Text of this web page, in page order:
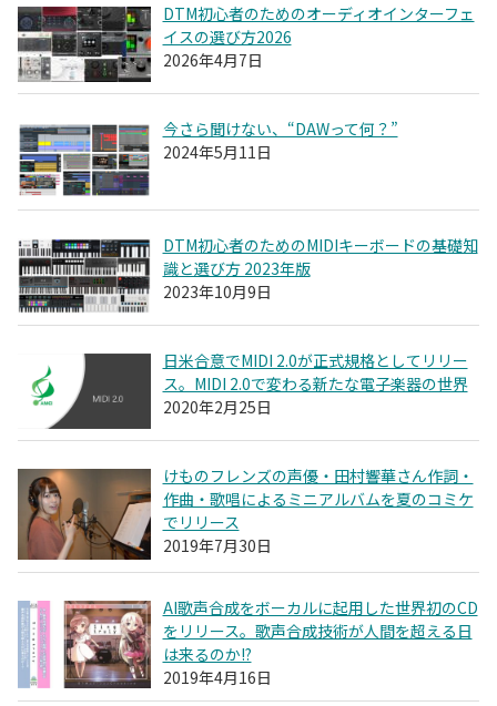
DTM初心者のためのオーディオインターフェ
イスの選び方2026
2026年4月7日
今さら聞けない、“DAWって何？”
2024年5月11日
DTM初心者のためのMIDIキーボードの基礎知
識と選び方 2023年版
2023年10月9日
日米合意でMIDI 2.0が正式規格としてリリー
ス。MIDI 2.0で変わる新たな電子楽器の世界
2020年2月25日
けものフレンズの声優・田村響華さん作詞・
作曲・歌唱によるミニアルバムを夏のコミケ
でリリース
2019年7月30日
AI歌声合成をボーカルに起用した世界初のCD
をリリース。歌声合成技術が人間を超える日
は来るのか!?
2019年4月16日